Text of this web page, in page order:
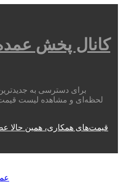
کانال پخش
برای دسترسی به
لحظه‌ای و مشاهده لیست
قیمت‌های همکاری، همین حالا